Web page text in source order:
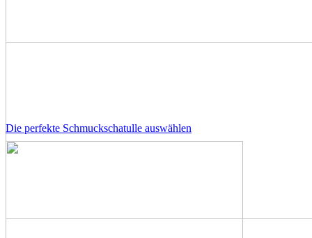
Die perfekte Schmuckschatulle auswählen